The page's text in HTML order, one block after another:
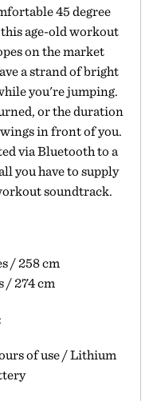
45 degree
age-old workout
on the market
a strand of bright
you're jumping.
or the duration
in front of you.
via Bluetooth to a
you have to supply
soundtrack.
/ 258 cm
/ 274 cm
of use / Lithium